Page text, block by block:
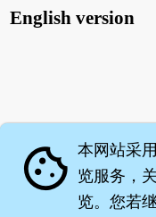
English version
cookie 本网站采
览服务，
览。您若